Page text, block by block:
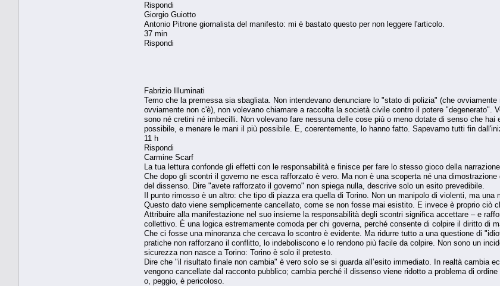
Rispondi
Giorgio Guiotto
Antonio Pitrone giornalista del manifesto: mi è bastato questo per non leggere l'articolo.
37 min
Rispondi
Fabrizio Illuminati
Temo che la premessa sia sbagliata. Non intendevano denunciare lo "stato di polizia" (che
ovviamente non c'è), non volevano chiamare a raccolta la società civile contro il potere "degenerato".
sono né cretini né imbecilli. Non volevano fare nessuna delle cose più o meno dotate di senso che
possibile, e menare le mani il più possibile. E, coerentemente, lo hanno fatto. Sapevamo tutti fin
11 h
Rispondi
Carmine Scarf
La tua lettura confonde gli effetti con le responsabilità e finisce per fare lo stesso gioco della
Che dopo gli scontri il governo ne esca rafforzato è vero. Ma non è una scoperta né una
del dissenso. Dire "avete rafforzato il governo" non spiega nulla, descrive solo un esito prevedibile.
Il punto rimosso è un altro: che tipo di piazza era quella di Torino. Non un manipolo di violenti, ma
Questo dato viene semplicemente cancellato, come se non fosse mai esistito. E invece è proprio ciò
Attribuire alla manifestazione nel suo insieme la responsabilità degli scontri significa accettare – e
collettivo. È una logica estremamente comoda per chi governa, perché consente di colpire il diritto di
Che ci fosse una minoranza che cercava lo scontro è evidente. Ma ridurre tutto a una questione di
pratiche non rafforzano il conflitto, lo indeboliscono e lo rendono più facile da colpire. Non sono un
sicurezza non nasce a Torino: Torino è solo il pretesto.
Dire che "il risultato finale non cambia" è vero solo se si guarda all’esito immediato. In realtà cambia
vengono cancellate dal racconto pubblico; cambia perché il dissenso viene ridotto a problema di
o, peggio, è pericoloso.